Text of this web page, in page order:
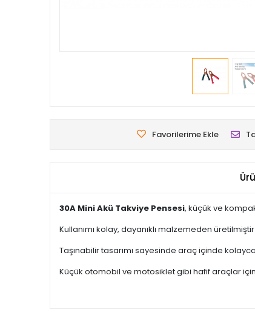
Favorilerime Ekle
30A Mini Akü Takviye Pensesi, küçük ve
Kullanımı kolay, dayanıklı malzemeden
Taşınabilir tasarımı sayesinde araç içinde
Küçük otomobil ve motosiklet gibi hafif araçlar